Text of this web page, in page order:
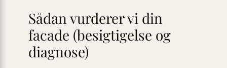
Sådan vurderer vi din
facade (besigtigelse og
diagnose)